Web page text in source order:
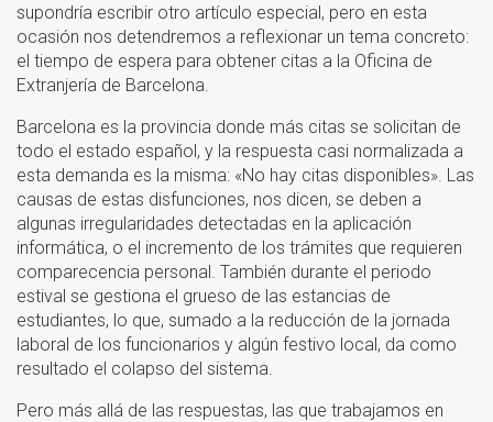
supondría escribir otro artículo especial, pero en esta
ocasión nos detendremos a reflexionar un tema concreto:
el tiempo de espera para obtener citas a la Oficina de
Extranjería de Barcelona.
Barcelona es la provincia donde más citas se solicitan de
todo el estado español, y la respuesta casi normalizada a
esta demanda es la misma: «No hay citas disponibles». Las
causas de estas disfunciones, nos dicen, se deben a
algunas irregularidades detectadas en la aplicación
informática, o el incremento de los trámites que requieren
comparecencia personal. También durante el periodo
estival se gestiona el grueso de las estancias de
estudiantes, lo que, sumado a la reducción de la jornada
laboral de los funcionarios y algún festivo local, da como
resultado el colapso del sistema.
Pero más allá de las respuestas, las que trabajamos en